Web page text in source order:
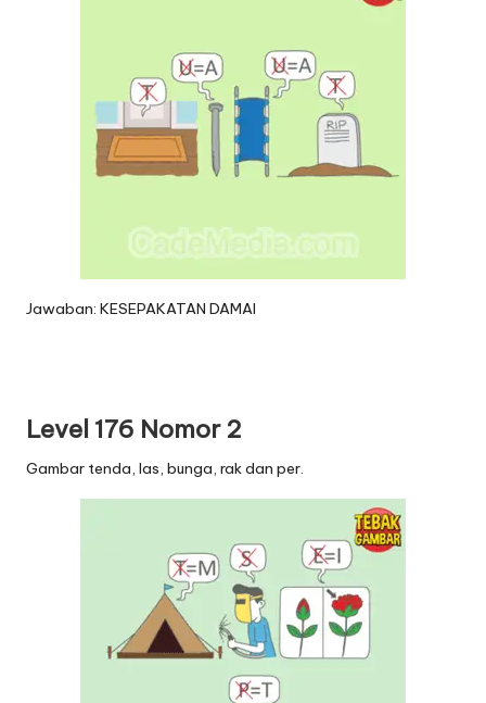
Jawaban: KESEPAKATAN DAMAI
Level 176 Nomor 2
Gambar tenda, las, bunga, rak dan per.